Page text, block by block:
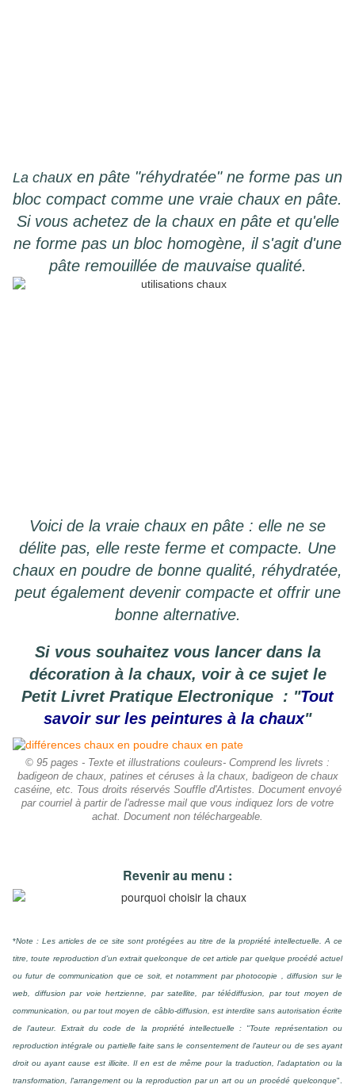
La chaux en pâte "réhydratée" ne forme pas un
bloc compact comme une vraie chaux en pâte.
Si vous achetez de la chaux en pâte et qu'elle
ne forme pas un bloc homogène, il s'agit d'une
pâte remouillée de mauvaise qualité.
Voici de la vraie chaux en pâte : elle ne se
délite pas, elle reste ferme et compacte. Une
chaux en poudre de bonne qualité, réhydratée,
peut également devenir compacte et offrir une
bonne alternative.
Si vous souhaitez vous lancer dans la
décoration à la chaux, voir à ce sujet le
Petit Livret Pratique Electronique : "Tout
savoir sur les peintures à la chaux"
© 95 pages - Texte et illustrations couleurs- Comprend les livrets :
badigeon de chaux, patines et céruses à la chaux, badigeon de chaux
caséine, etc. Tous droits réservés Souffle d'Artistes. Document envoyé
par courriel à partir de l'adresse mail que vous indiquez lors de votre
achat. Document non téléchargeable.
Revenir au menu :
*Note : Les articles de ce site sont protégées au titre de la propriété intellectuelle. A ce
titre, toute reproduction d’un extrait quelconque de cet article par quelque procédé actuel
ou futur de communication que ce soit, et notamment par photocopie , diffusion sur le
web, diffusion par voie hertzienne, par satellite, par télédiffusion, par tout moyen de
communication, ou par tout moyen de câblo-diffusion, est interdite sans autorisation écrite
de l’auteur. Extrait du code de la propriété intellectuelle : "Toute représentation ou
reproduction intégrale ou partielle faite sans le consentement de l'auteur ou de ses ayant
droit ou ayant cause est illicite. Il en est de même pour la traduction, l'adaptation ou la
transformation, l'arrangement ou la reproduction par un art ou un procédé quelconque".